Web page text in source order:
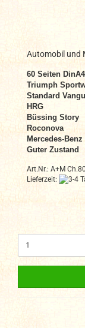
Automobil und
60 Seiten DinA4
Triumph
Standard
HRG
Büssing Story
Roconova
Mercedes-Benz
Guter Zustand
Art.Nr.: A+M
Lieferzeit: